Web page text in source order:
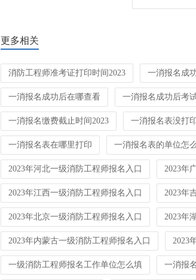
更多相关
消防工程师准考证打印时间2023 一消报名成
一消报名成功后在哪查看 一消报名成功后考
一消报名缴费截止时间2023 一消报名表没打
一消报名表在哪里打印 一消报名表的单位怎
2023年河北一级消防工程师报名入口 2023年
2023年江西一级消防工程师报名入口 2023年
2023年北京一级消防工程师报名入口 2023年
2023年内蒙古一级消防工程师报名入口 2023
一级消防工程师报名工作单位怎么填 一消报